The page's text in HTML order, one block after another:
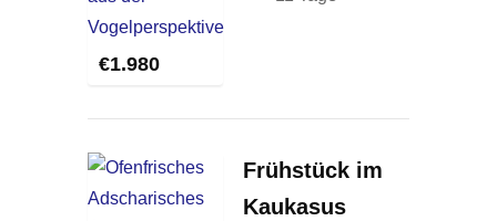
€1.980
Frühstück im
Kaukasus